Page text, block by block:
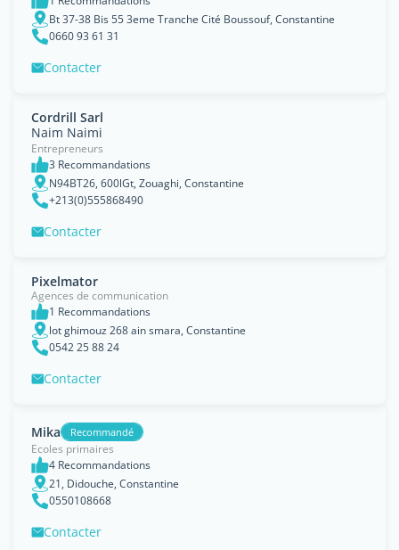
Bt 37-38 Bis 55 3eme Tranche Cité Boussouf, Constantine
0660 93 61 31
Contacter
Cordrill Sarl
Naim Naimi
Entrepreneurs
3 Recommandations
N94BT26, 600lGt, Zouaghi, Constantine
+213(0)555868490
Contacter
Pixelmator
Agences de communication
1 Recommandations
lot ghimouz 268 ain smara, Constantine
0542 25 88 24
Contacter
Mika Recommandé
Ecoles primaires
4 Recommandations
21, Didouche, Constantine
0550108668
Contacter